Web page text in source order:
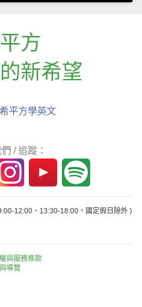
方
新希望
平方學英文
/ 追蹤：
12:00、13:30-18:00，國定假日除外 )
與服務條款
導覽